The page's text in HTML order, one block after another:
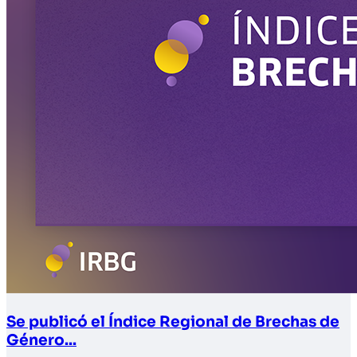
Se publicó el Índice Regional de Brechas de
Género...